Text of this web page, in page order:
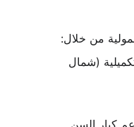
من خلال:
(شمال
كبار السن